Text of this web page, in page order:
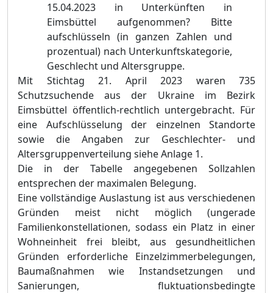
15.04.2023 in Unterkünften in
Eimsbüttel aufgenommen? Bitte
aufschlüsseln (in ganzen Zahlen und
prozentual) nach Unterkunftskategorie,
Geschlecht und Altersgruppe.
Mit Stichtag 21. April 2023 waren 735
Schutzsuchende aus der Ukraine im Bezirk
Eimsbüttel öffentlich-rechtlich untergebracht. Für
eine Aufschlüsselung der einzelnen Standorte
sowie die Angaben zur Geschlechter- und
Altersgruppenverteilung siehe Anlage 1.
Die in der Tabelle angegebenen Sollzahlen
entsprechen der maximalen Belegung.
Eine vollständige Auslastung ist aus verschiedenen
Gründen meist nicht möglich (ungerade
Familienkonstellationen, sodass ein Platz in einer
Wohneinheit frei bleibt, aus gesundheitlichen
Gründen erforderliche Einzelzimmerbelegungen,
Baumaßnahmen wie Instandsetzungen und
Sanierungen, fluktuationsbedingte